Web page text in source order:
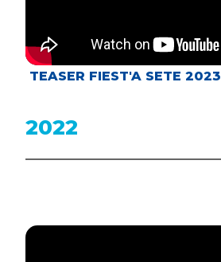
TEASER FIEST'A SETE 2023
2022